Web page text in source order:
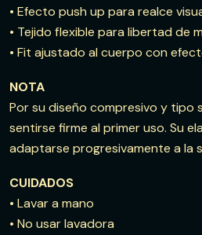
• Efecto push up para realce
• Tejido flexible para libertad de
• Fit ajustado al cuerpo con
NOTA
Por su diseño compresivo y tipo
sentirse firme al primer uso. Su
adaptarse progresivamente a la
CUIDADOS
• Lavar a mano
• No usar lavadora